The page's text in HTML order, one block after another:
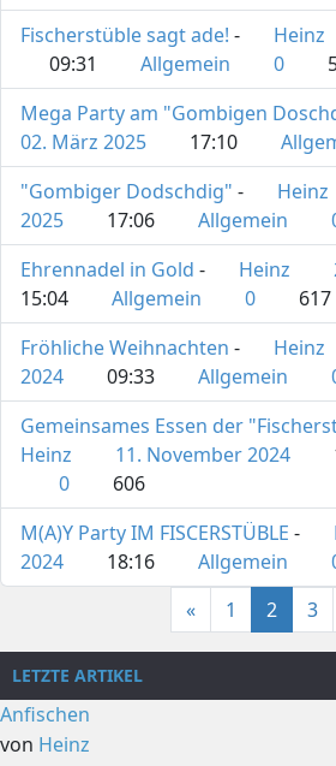
Fischerstüble sagt ade! - Heinz
09:31
Allgemein 0
Mega Party am "Gombigen
02. März 2025
17:10
"Gombiger Dodschdig" - Heinz
2025
17:06 Allgemein
Ehrennadel in Gold - Heinz
15:04
Allgemein 0
617
Fröhliche Weihnachten - Heinz
2024
09:33 Allgemein
Gemeinsames Essen der
Heinz
11. November 2024
0
606
M(A)Y Party IM FISCERSTÜBLE -
2024
18:16 Allgemein
«
1 2 3
LETZTE ARTIKEL
Anfischen
von Heinz